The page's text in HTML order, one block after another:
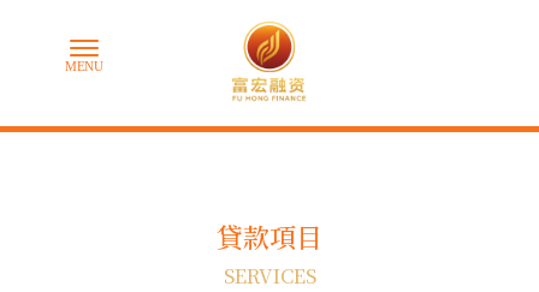
貸款項目
SERVICES